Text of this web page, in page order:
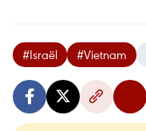
#Israël #Vietnam